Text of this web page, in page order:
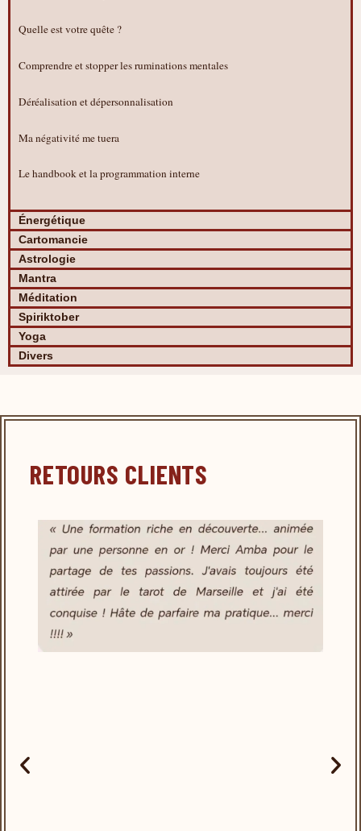
Quelle est votre quête ?
Comprendre et stopper les ruminations mentales
Déréalisation et dépersonnalisation
Ma négativité me tuera
Le handbook et la programmation interne
Énergétique
Cartomancie
Astrologie
Mantra
Méditation
Spiriktober
Yoga
Divers
RETOURS CLIENTS